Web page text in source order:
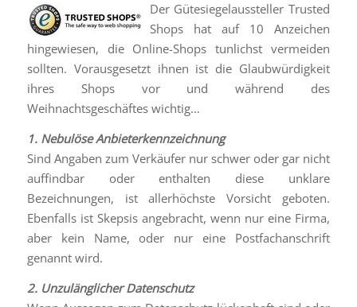
Der Gütesiegelaussteller Trusted
Shops hat auf 10 Anzeichen
hingewiesen, die Online-Shops tunlichst vermeiden
sollten. Vorausgesetzt ihnen ist die Glaubwürdigkeit
ihres Shops vor und während des
Weihnachtsgeschäftes wichtig…
1. Nebulöse Anbieterkennzeichnung
Sind Angaben zum Verkäufer nur schwer oder gar nicht
auffindbar oder enthalten diese unklare
Bezeichnungen, ist allerhöchste Vorsicht geboten.
Ebenfalls ist Skepsis angebracht, wenn nur eine Firma,
aber kein Name, oder nur eine Postfachanschrift
genannt wird.
2. Unzulänglicher Datenschutz